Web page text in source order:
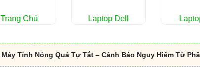
Trang Chủ Laptop Dell
Máy Tính Nóng Quá Tự Tắt – Cảnh Báo Nguy Hiểm Từ